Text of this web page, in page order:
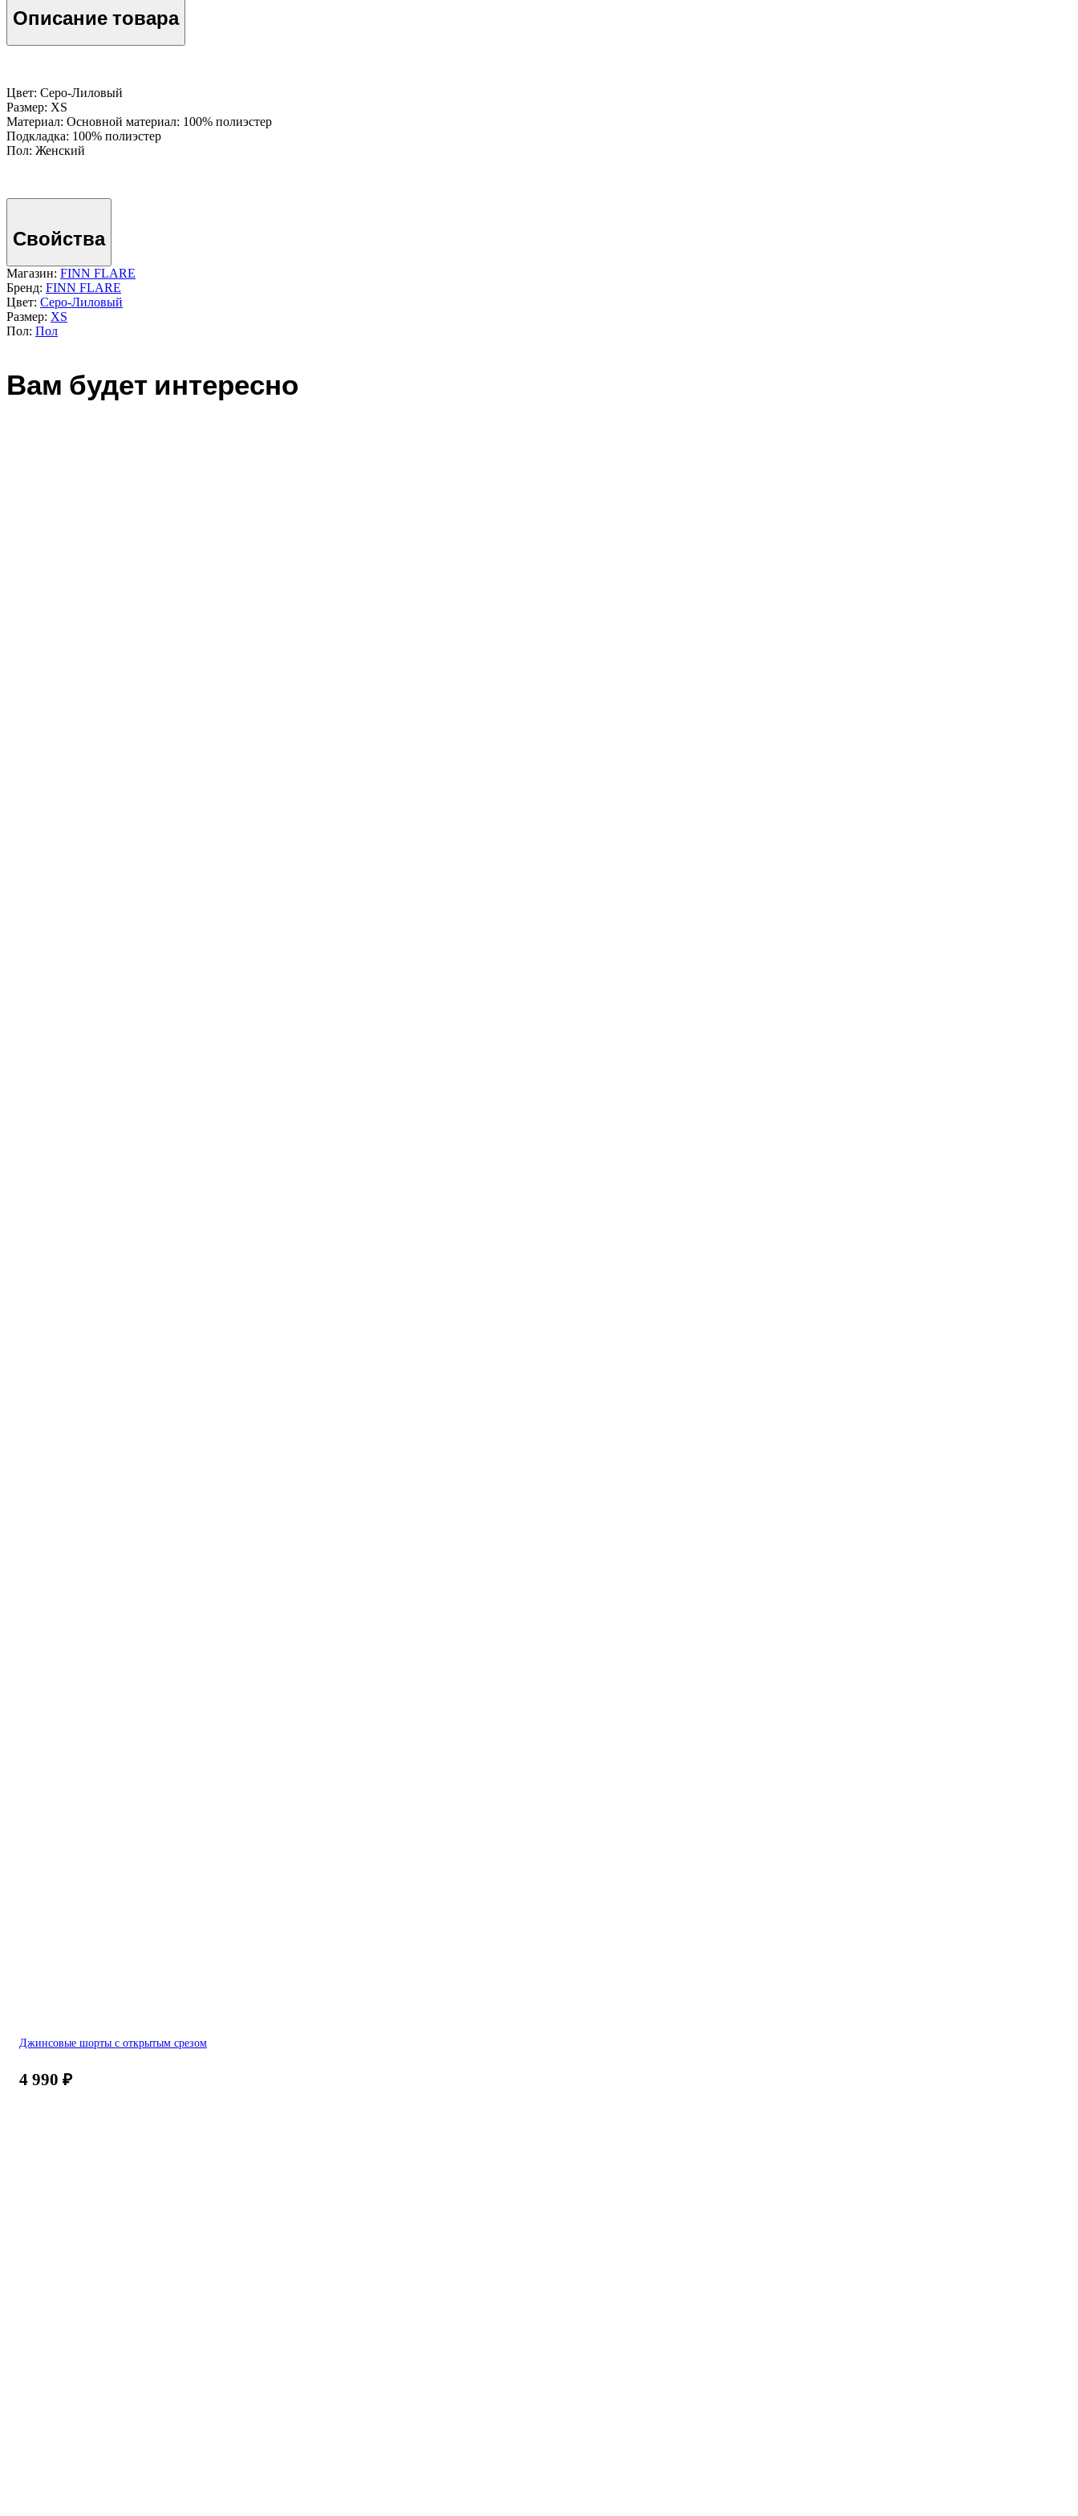
Описание товара
Цвет: Серо-Лиловый
Размер: XS
Материал: Основной материал: 100% полиэстер
Подкладка: 100% полиэстер
Пол: Женский
Свойства
Магазин: FINN FLARE
Бренд: FINN FLARE
Цвет: Серо-Лиловый
Размер: XS
Пол: Пол
Вам будет интересно
Джинсовые шорты с открытым срезом
4 990 ₽